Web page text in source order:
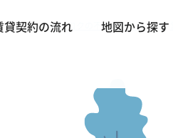
貸契約の流れ 地図から探す
バンコクの不動産・賃貸 TOP>